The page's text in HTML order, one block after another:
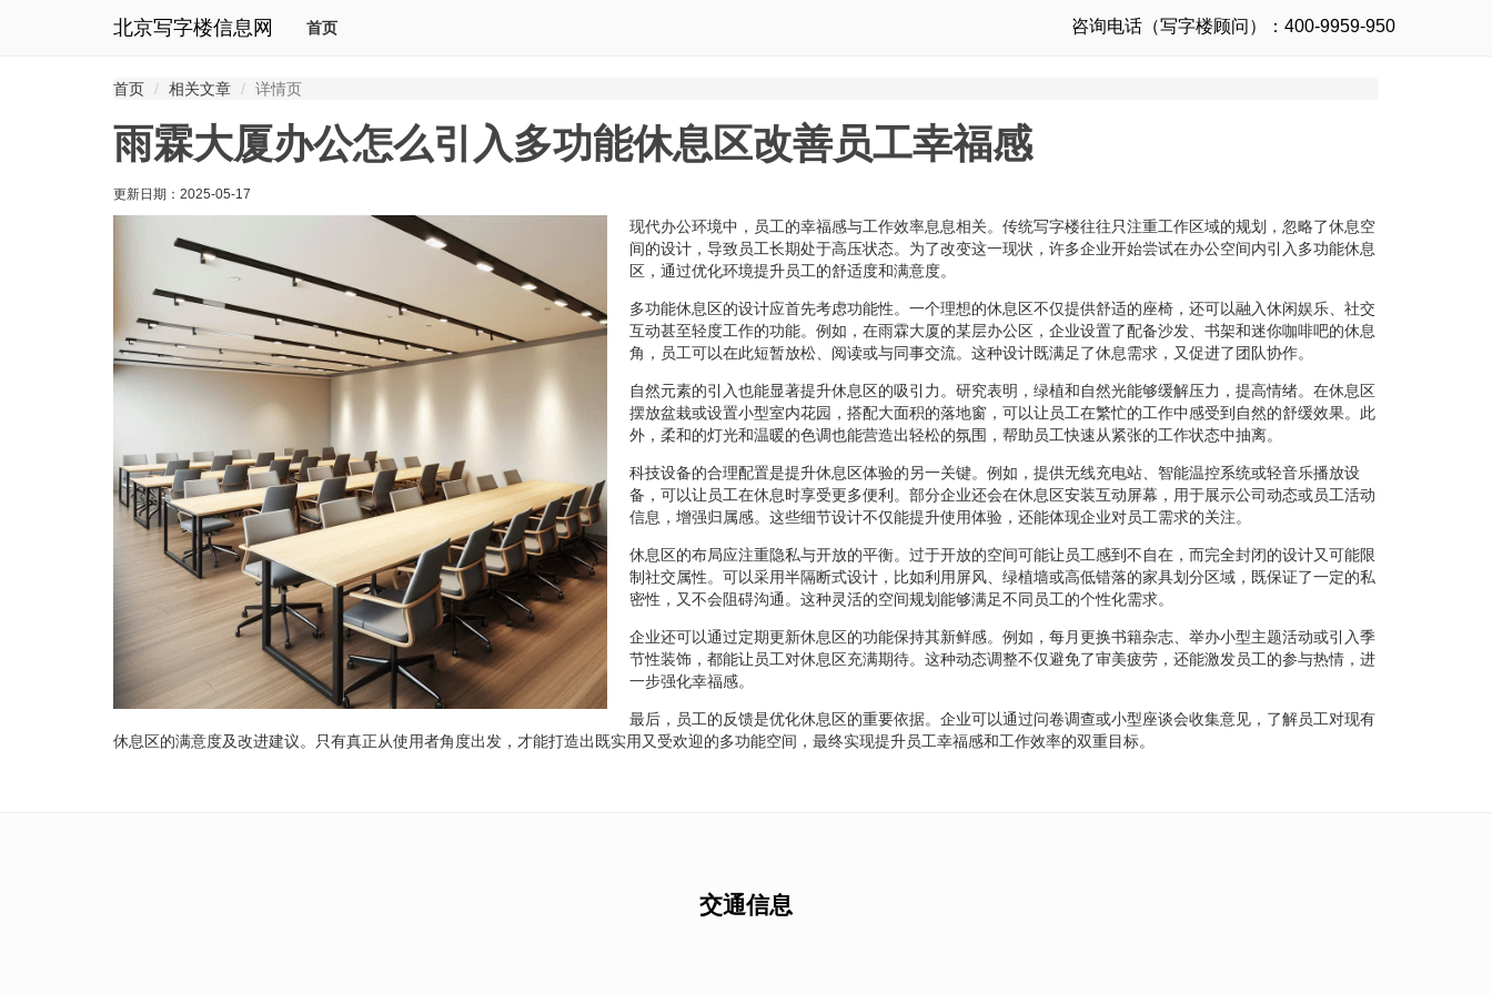
北京写字楼信息网 首页 咨询电话（写字楼顾问）：400-9959-950
首页 相关文章 详情页
雨霖大厦办公怎么引入多功能休息区改善员工幸福感
更新日期： 2025-05-17
现代办公环境中，员工的幸福感与工作效率息息相关。传统写字楼往往只注重工作区域的规划，忽略了休息空
间的设计，导致员工长期处于高压状态。为了改变这一现状，许多企业开始尝试在办公空间内引入多功能休息
区，通过优化环境提升员工的舒适度和满意度。
多功能休息区的设计应首先考虑功能性。一个理想的休息区不仅提供舒适的座椅，还可以融入休闲娱乐、社交
互动甚至轻度工作的功能。例如，在雨霖大厦的某层办公区，企业设置了配备沙发、书架和迷你咖啡吧的休息
角，员工可以在此短暂放松、阅读或与同事交流。这种设计既满足了休息需求，又促进了团队协作。
自然元素的引入也能显著提升休息区的吸引力。研究表明，绿植和自然光能够缓解压力，提高情绪。在休息区
摆放盆栽或设置小型室内花园，搭配大面积的落地窗，可以让员工在繁忙的工作中感受到自然的舒缓效果。此
外，柔和的灯光和温暖的色调也能营造出轻松的氛围，帮助员工快速从紧张的工作状态中抽离。
科技设备的合理配置是提升休息区体验的另一关键。例如，提供无线充电站、智能温控系统或轻音乐播放设
备，可以让员工在休息时享受更多便利。部分企业还会在休息区安装互动屏幕，用于展示公司动态或员工活动
信息，增强归属感。这些细节设计不仅能提升使用体验，还能体现企业对员工需求的关注。
休息区的布局应注重隐私与开放的平衡。过于开放的空间可能让员工感到不自在，而完全封闭的设计又可能限
制社交属性。可以采用半隔断式设计，比如利用屏风、绿植墙或高低错落的家具划分区域，既保证了一定的私
密性，又不会阻碍沟通。这种灵活的空间规划能够满足不同员工的个性化需求。
企业还可以通过定期更新休息区的功能保持其新鲜感。例如，每月更换书籍杂志、举办小型主题活动或引入季
节性装饰，都能让员工对休息区充满期待。这种动态调整不仅避免了审美疲劳，还能激发员工的参与热情，进
一步强化幸福感。
最后，员工的反馈是优化休息区的重要依据。企业可以通过问卷调查或小型座谈会收集意见，了解员工对现有
休息区的满意度及改进建议。只有真正从使用者角度出发，才能打造出既实用又受欢迎的多功能空间，最终实现提升员工幸福感和工作效率的双重目标。
交通信息